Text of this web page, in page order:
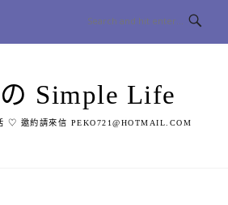
Simple Life
邀約請來信 PEKO721@HOTMAIL.COM